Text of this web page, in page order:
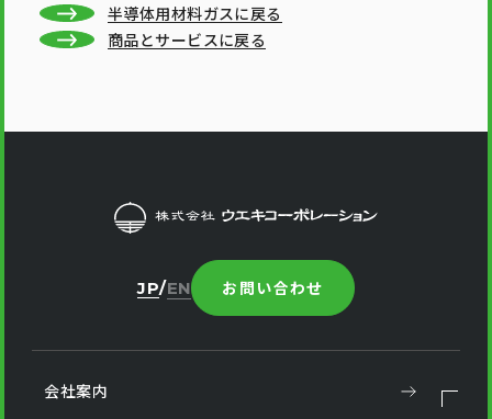
半導体用材料ガスに戻る
商品とサービスに戻る
JP EN お問い合わせ
会社案内